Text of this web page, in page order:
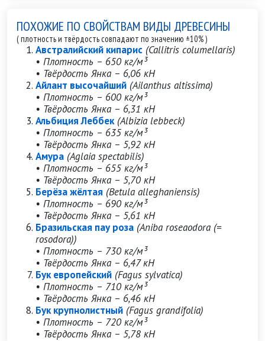
ПОХОЖИЕ ПО СВОЙСТВАМ ВИДЫ ДРЕВЕСИНЫ
( плотность и твёрдость совпадают по значению ±10% )
Австралийский кипарис (Callitris columellaris)
• Плотность – 650 кг/м³
• Твёрдость Янка – 6,06 кН
Айлант высочайший (Ailanthus altissima)
• Плотность – 600 кг/м³
• Твёрдость Янка – 6,31 кН
Альбиция Леббек (Albizia lebbeck)
• Плотность – 635 кг/м³
• Твёрдость Янка – 5,92 кН
Амура (Aglaia spectabilis)
• Плотность – 655 кг/м³
• Твёрдость Янка – 5,70 кН
Берёза жёлтая (Betula alleghaniensis)
• Плотность – 690 кг/м³
• Твёрдость Янка – 5,61 кН
Бразильская пау роза (Aniba roseaodora (=
rosodora))
• Плотность – 730 кг/м³
• Твёрдость Янка – 6,47 кН
Бук европейский (Fagus sylvatica)
• Плотность – 710 кг/м³
• Твёрдость Янка – 6,46 кН
Бук крупнолистный (Fagus grandifolia)
• Плотность – 720 кг/м³
• Твёрдость Янка – 5,78 кН